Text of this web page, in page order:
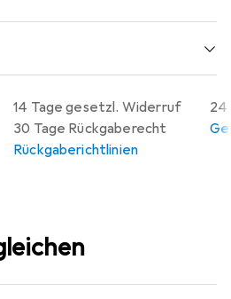
14 Tage gesetzl. Widerruf
30 Tage Rückgaberecht
Rückgaberichtlinien
24